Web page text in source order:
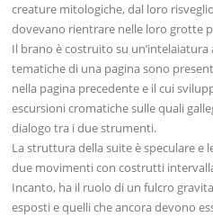
creature mitologiche, dal loro
dovevano rientrare nelle loro grotte
Il brano è costruito su un’intelaiatura
tematiche di una pagina sono
nella pagina precedente e il cui
escursioni cromatiche sulle quali
dialogo tra i due strumenti.
La struttura della suite è speculare e
due movimenti con costrutti
Incanto, ha il ruolo di un fulcro
esposti e quelli che ancora devono